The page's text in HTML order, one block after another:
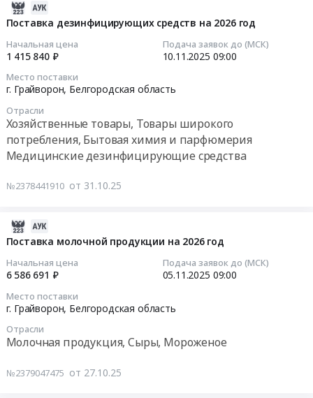
Поставка дезинфицирующих средств на 2026 год
Начальная цена
1 415 840 ₽
Подача заявок до (МСК)
10.11.2025 09:00
Место поставки
г. Грайворон, Белгородская область
Отрасли
Хозяйственные товары, Товары широкого
потребления, Бытовая химия и парфюмерия
Медицинские дезинфицирующие средства
№2378441910 от 31.10.25
Поставка молочной продукции на 2026 год
Начальная цена
6 586 691 ₽
Подача заявок до (МСК)
05.11.2025 09:00
Место поставки
г. Грайворон, Белгородская область
Отрасли
Молочная продукция, Сыры, Мороженое
№2379047475 от 27.10.25